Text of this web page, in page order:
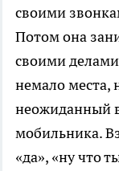
своими
Потом она
своими
немало места,
неожиданный
мобильника.
«да», «ну что